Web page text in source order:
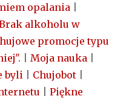
opalania
alkoholu w
promocje typu
Moja nauka
byli
Chujobot
Piękne